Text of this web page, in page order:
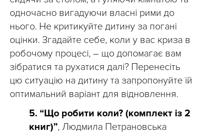
одночасно вигадуючи власні рими до
нього. Не критикуйте дитину за погані
оцінки. Згадайте себе, коли у вас криза в
робочому процесі, – що допомагає вам
зібратися та рухатися далі? Перенесіть
цю ситуацію на дитину та запропонуйте їй
оптимальний варіант для відновлення.
5. “Що робити коли? (комплект із 2
книг)”, Людмила Петрановська